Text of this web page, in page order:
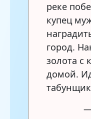
реке
купец
город.
золота с
домой.
—